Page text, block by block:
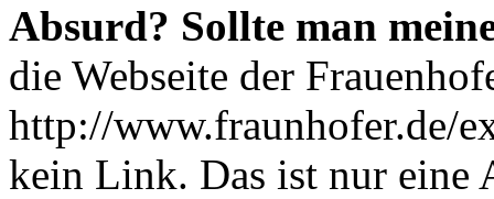
Absurd? Sollte man
die Webseite der
http://www.fraunhofer.de/
kein Link. Das ist nur eine